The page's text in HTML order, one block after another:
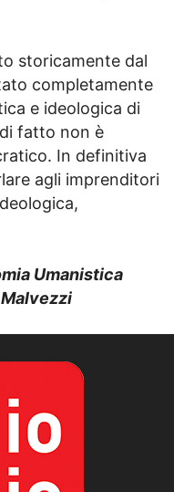
storicamente dal
completamente
e ideologica di
fatto non è
In definitiva
agli imprenditori
Umanistica